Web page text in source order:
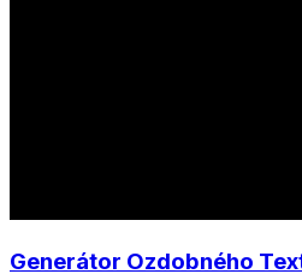
Generátor Ozdobného